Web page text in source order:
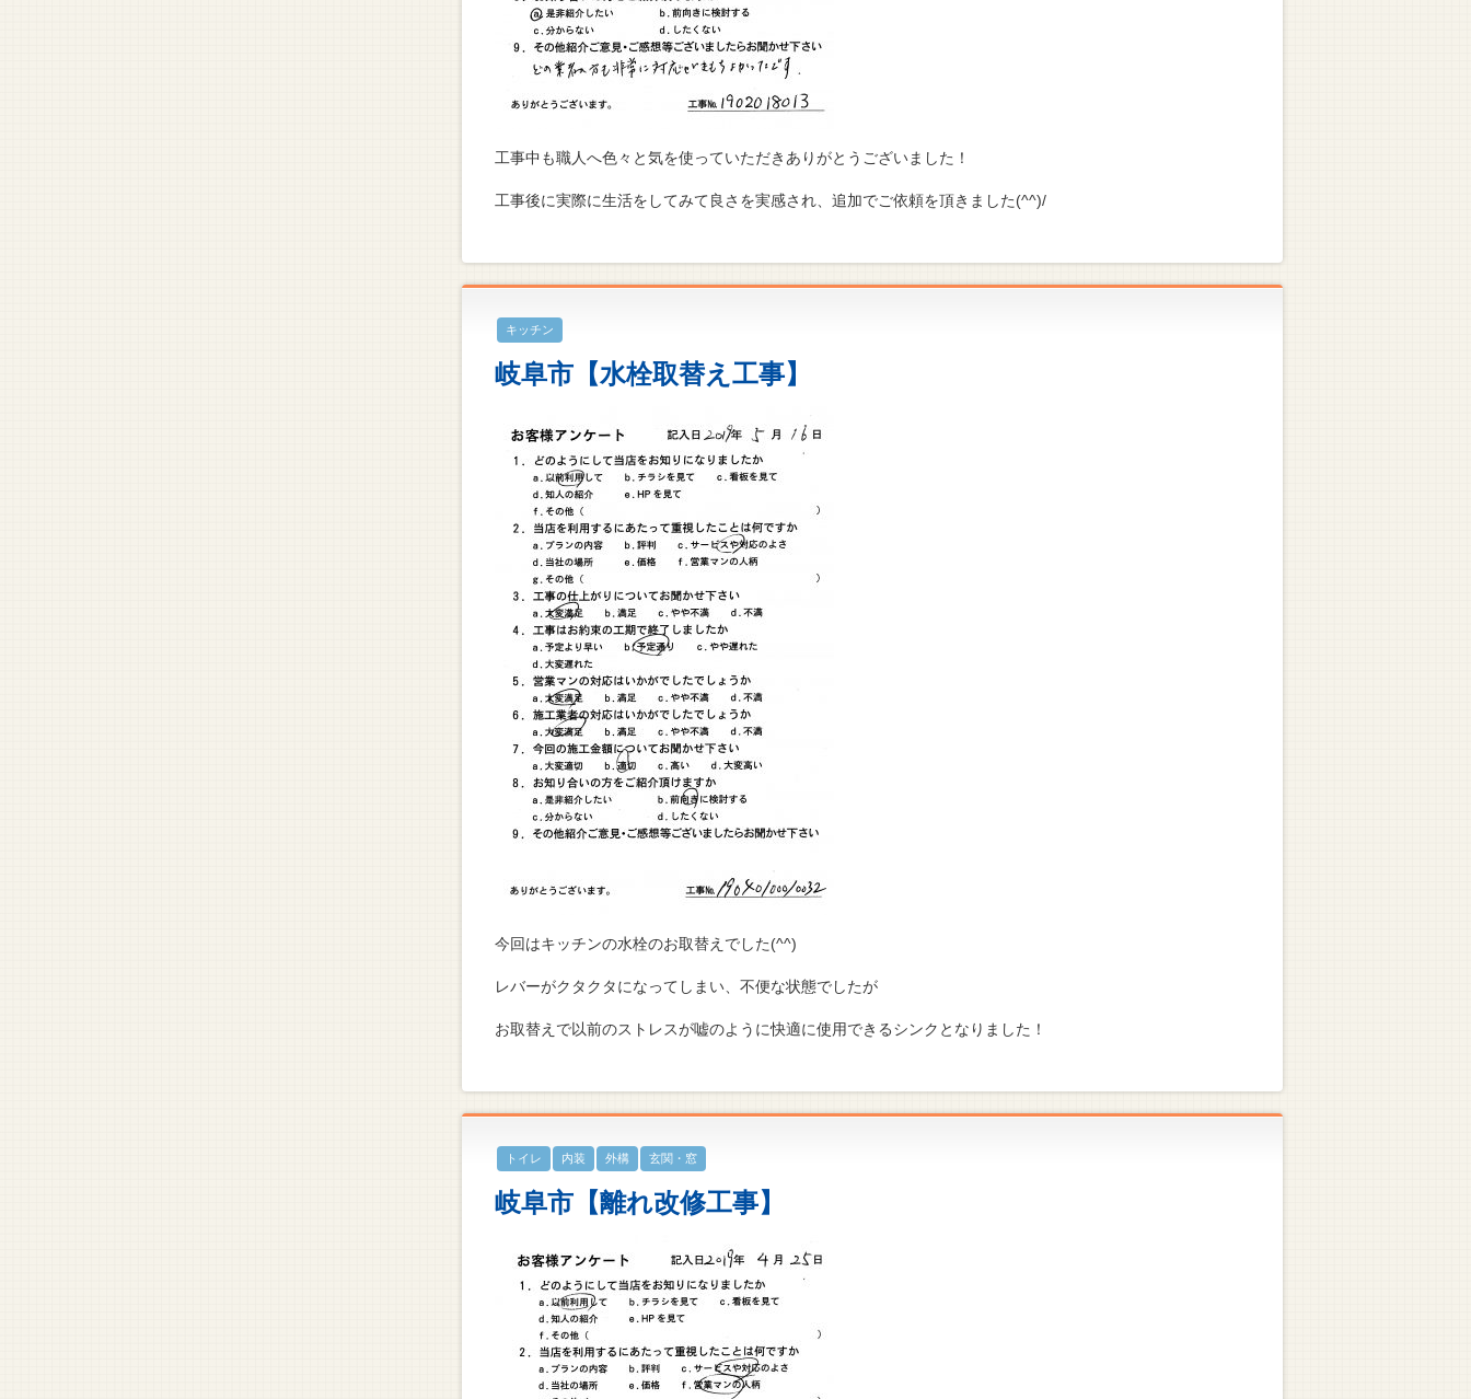
工事中も職人へ色々と気を使っていただきありがとうございました！
工事後に実際に生活をしてみて良さを実感され、追加でご依頼を頂きました(^^)/
キッチン
岐阜市【水栓取替え工事】
今回はキッチンの水栓のお取替えでした(^^)
レバーがクタクタになってしまい、不便な状態でしたが
お取替えで以前のストレスが嘘のように快適に使用できるシンクとなりました！
トイレ 内装 外構 玄関・窓
岐阜市【離れ改修工事】